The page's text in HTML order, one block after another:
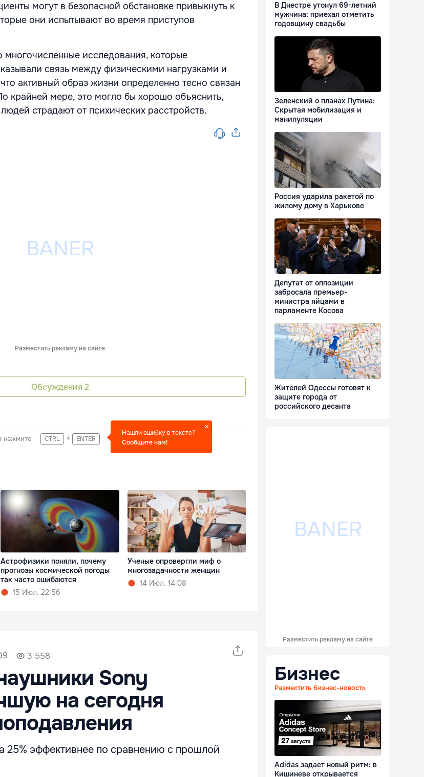
могут в безопасной обстановке привыкнуть к
они испытывают во время приступов
многочисленные исследования, которые
связь между физическими нагрузками и
активный образ жизни определенно тесно связан
крайней мере, это могло бы хорошо объяснить,
страдают от психических расстройств.
Разместить рекламу на сайте
Обсуждения 2
нажмите CTRL + ENTER
Нашли ошибку в тексте?
Сообщите нам!
Астрофизики поняли, почему
прогнозы космической погоды
так часто ошибаются
15 Июл. 22:56
Ученые опровергли миф о
многозадачности женщин
14 Июл. 14:08
3 558
Sony
на сегодня
25% эффективнее по сравнению с прошлой
В Днестре утонул 69-летний
мужчина: приехал отметить
годовщину свадьбы
Зеленский о планах Путина:
Скрытая мобилизация и
манипуляции
Россия ударила ракетой по
жилому дому в Харькове
Депутат от оппозиции
забросала премьер-
министра яйцами в
парламенте Косова
Жителей Одессы готовят к
защите города от
российского десанта
Разместить рекламу на сайте
Бизнес
Разместить бизнес-новость
Adidas задает новый ритм: в
Кишиневе открывается